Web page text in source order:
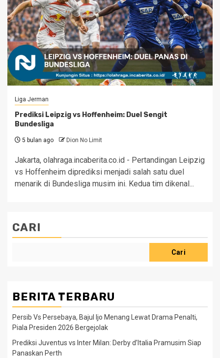
Liga Jerman
Prediksi Leipzig vs Hoffenheim: Duel Sengit
Bundesliga
5 bulan ago Dion No Limit
Jakarta, olahraga.incaberita.co.id - Pertandingan Leipzig
vs Hoffenheim diprediksi menjadi salah satu duel
menarik di Bundesliga musim ini. Kedua tim dikenal...
CARI
Cari
BERITA TERBARU
Persib Vs Persebaya, Bajul Ijo Menang Lewat Drama Penalti,
Piala Presiden 2026 Bergejolak
Prediksi Juventus vs Inter Milan: Derby d’Italia Pramusim Siap
Panaskan Perth